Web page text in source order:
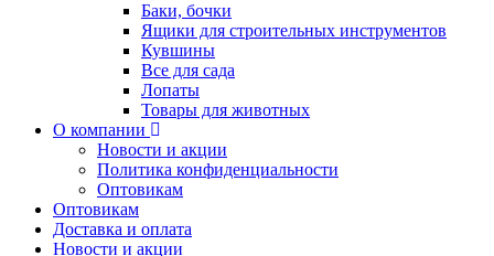
Баки, бочки
Ящики для строительных инструментов
Кувшины
Все для сада
Лопаты
Товары для животных
О компании
Новости и акции
Политика конфиденциальности
Оптовикам
Оптовикам
Доставка и оплата
Новости и акции